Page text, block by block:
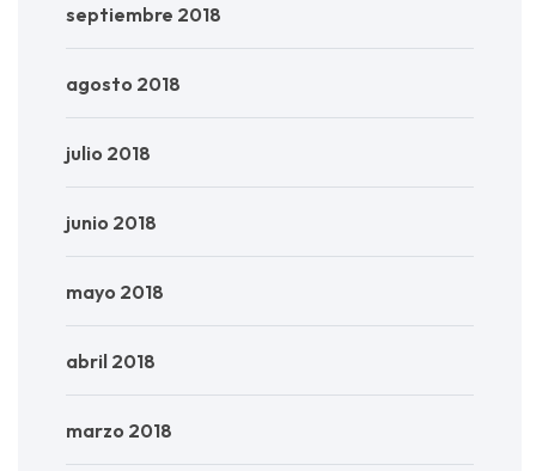
septiembre 2018
agosto 2018
julio 2018
junio 2018
mayo 2018
abril 2018
marzo 2018